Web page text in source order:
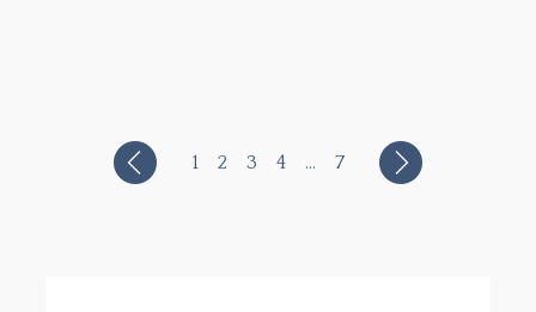
1 2 3 4 … 7